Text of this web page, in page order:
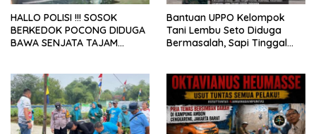
HALLO POLISI !!! SOSOK
BERKEDOK POCONG DIDUGA
BAWA SENJATA TAJAM
LEBONG
Bantuan UPPO Kelompok
Tani Lembu Seto Diduga
Bermasalah, Sapi Tinggal